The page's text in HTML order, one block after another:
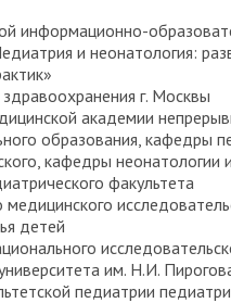
информационно-
и неонатология:
г. Москвы
академии
образования, кафедры
кафедры неонатологии
факультета
детей
им. Н.И.
педиатрии